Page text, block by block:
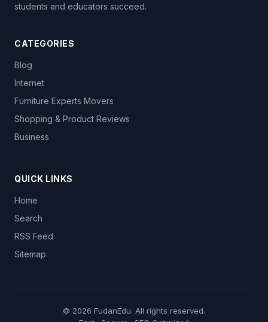
students and educators succeed.
CATEGORIES
Blog
Internet
Furniture Experts Movers
Shopping & Product Reviews
Business
QUICK LINKS
Home
Search
RSS Feed
Sitemap
© 2026 FudanEdu. All rights reserved.